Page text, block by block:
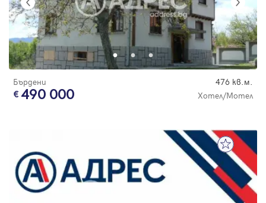
Бърдени 476 кв.м.
490 000 Хотел/Мотел